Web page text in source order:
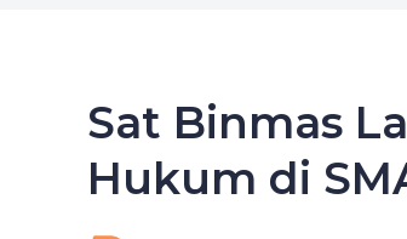
Sat Binmas
Hukum di